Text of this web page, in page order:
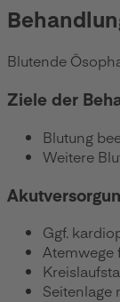
Blutende
Ziele der
Blutung
Weitere
Ggf.
Atemwege
Seitenlage